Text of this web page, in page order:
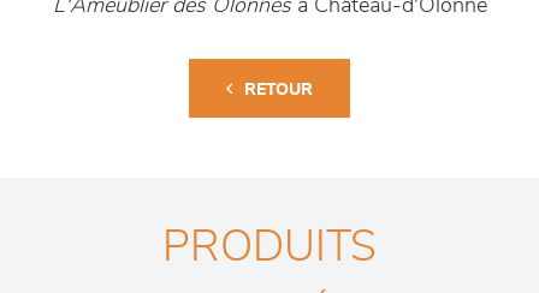
L'Ameublier des Olonnesà Château-d'Olonne
RETOUR
PRODUITS